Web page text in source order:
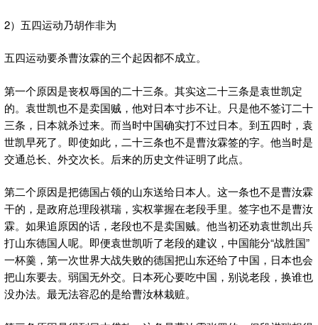
2）五四运动乃胡作非为
五四运动要杀曹汝霖的三个起因都不成立。
第一个原因是丧权辱国的二十三条。其实这二十三条是袁世凯定
的。袁世凯也不是卖国贼，他对日本寸步不让。只是他不签订二十
三条，日本就杀过来。而当时中国确实打不过日本。到五四时，袁
世凯早死了。即使如此，二十三条也不是曹汝霖签的字。他当时是
交通总长、外交次长。后来的历史文件证明了此点。
第二个原因是把德国占领的山东送给日本人。这一条也不是曹汝霖
干的，是政府总理段祺瑞，实权掌握在老段手里。签字也不是曹汝
霖。如果追原因的话，老段也不是卖国贼。他当初还劝袁世凯出兵
打山东德国人呢。即便袁世凯听了老段的建议，中国能分“战胜国”
一杯羹，第一次世界大战失败的德国把山东还给了中国，日本也会
把山东要去。弱国无外交。日本死心要吃中国，别说老段，换谁也
没办法。最无法容忍的是给曹汝林栽赃。